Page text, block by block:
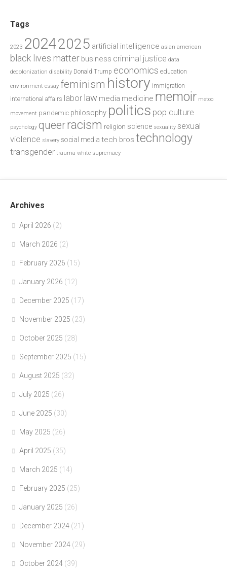
Tags
2023 20242025 artificial intelligence asian american
black lives matter business criminal justice data
decolonization disability Donald Trump economics education
environment essay feminism history immigration
international affairs labor law media medicine memoir metoo
movement pandemic philosophy politics pop culture
psychology queerracism religion science sexuality sexual
violence slavery social media tech bros technology
transgender trauma white supremacy
Archives
April 2026 (2)
March 2026 (2)
February 2026 (15)
January 2026 (12)
December 2025 (17)
November 2025 (23)
October 2025 (28)
September 2025 (15)
August 2025 (32)
July 2025 (26)
June 2025 (30)
May 2025 (26)
April 2025 (35)
March 2025 (14)
February 2025 (25)
January 2025 (26)
December 2024 (21)
November 2024 (29)
October 2024 (39)